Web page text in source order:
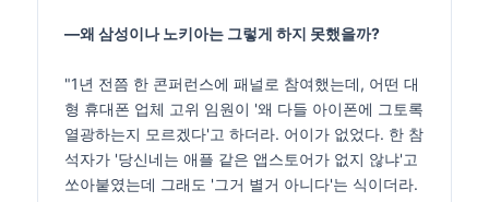
―왜 삼성이나 노키아는 그렇게 하지 못했을까?
"1년 전쯤 한 콘퍼런스에 패널로 참여했는데, 어떤 대
형 휴대폰 업체 고위 임원이 '왜 다들 아이폰에 그토록
열광하는지 모르겠다'고 하더라. 어이가 없었다. 한 참
석자가 '당신네는 애플 같은 앱스토어가 없지 않냐'고
쏘아붙였는데 그래도 '그거 별거 아니다'는 식이더라.